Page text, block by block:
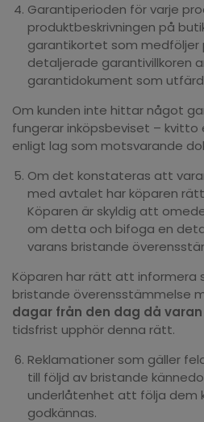
Garantiperioden för varje
produktbeskrivningen på
garantikortet som medföljer
detaljerade garantivillkoren
garantidokument som
Om kunden inte hittar något
fungerar inköpsbeviset –
enligt lag som motsvarande
Om det konstateras att
med avtalet har köparen
Köparen är skyldig att
om detta och bifoga en
varans bristande
Köparen har rätt att informera
bristande överensstämmelse
dagar från den dag då
tidsfrist upphör denna rätt.
Reklamationer som gäller
till följd av bristande
underlåtenhet att följa dem
godkännas.